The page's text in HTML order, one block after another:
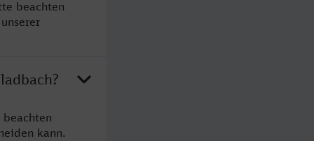
beachten
kann.